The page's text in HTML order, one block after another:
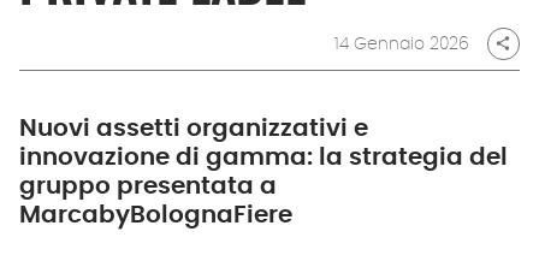
14 Gennaio 2026 share
Nuovi assetti organizzativi e
innovazione di gamma: la strategia del
gruppo presentata a
MarcabyBolognaFiere